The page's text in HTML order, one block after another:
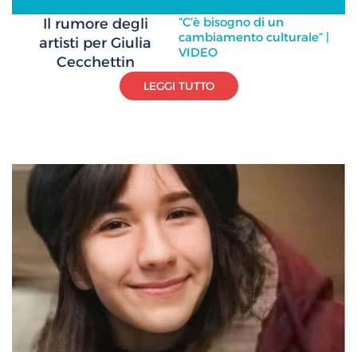
Il rumore degli
artisti per Giulia
Cecchettin
“C’è bisogno di un
cambiamento culturale” |
VIDEO
LEGGI TUTTO